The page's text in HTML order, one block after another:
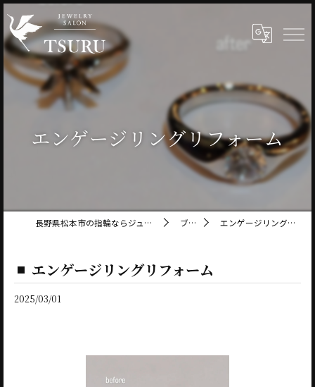
エンゲージリングリフォーム
長野県松本市の指輪ならジュエリーサロン鶴 ブログ エンゲージリングリフォーム
エンゲージリングリフォーム
2025/03/01